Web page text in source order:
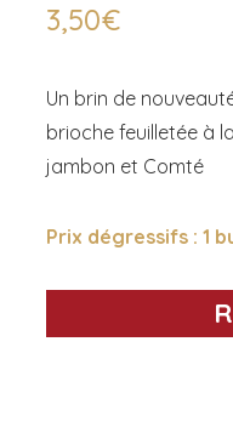
3,50€
Un brin de
brioche feuilletée à
jambon et Comté
Prix dégressifs : 1